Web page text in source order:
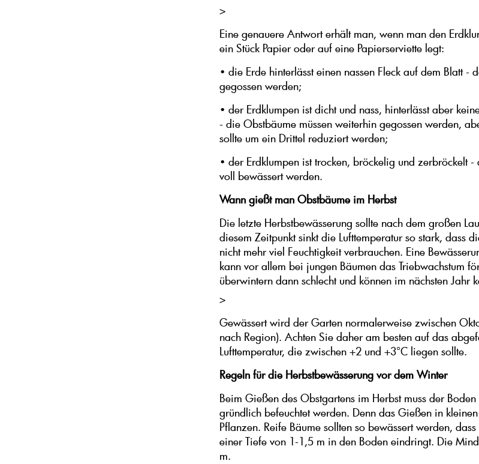
>
Eine genauere Antwort erhält man, wenn man den
ein Stück Papier oder auf eine Papierserviette legt:
• die Erde hinterlässt einen nassen Fleck auf dem Blatt -
gegossen werden;
• der Erdklumpen ist dicht und nass, hinterlässt aber
- die Obstbäume müssen weiterhin gegossen werden,
sollte um ein Drittel reduziert werden;
• der Erdklumpen ist trocken, bröckelig und zerbröckelt -
voll bewässert werden.
Wann gießt man Obstbäume im Herbst
Die letzte Herbstbewässerung sollte nach dem großen
diesem Zeitpunkt sinkt die Lufttemperatur so stark, dass
nicht mehr viel Feuchtigkeit verbrauchen. Eine
kann vor allem bei jungen Bäumen das Triebwachstum
überwintern dann schlecht und können im nächsten Jahr
>
Gewässert wird der Garten normalerweise zwischen
nach Region). Achten Sie daher am besten auf das
Lufttemperatur, die zwischen +2 und +3°C liegen sollte.
Regeln für die Herbstbewässerung vor dem Winter
Beim Gießen des Obstgartens im Herbst muss der
gründlich befeuchtet werden. Denn das Gießen in
Pflanzen. Reife Bäume sollten so bewässert werden,
einer Tiefe von 1-1,5 m in den Boden eindringt. Die
m.